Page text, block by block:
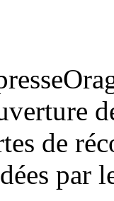
de
par